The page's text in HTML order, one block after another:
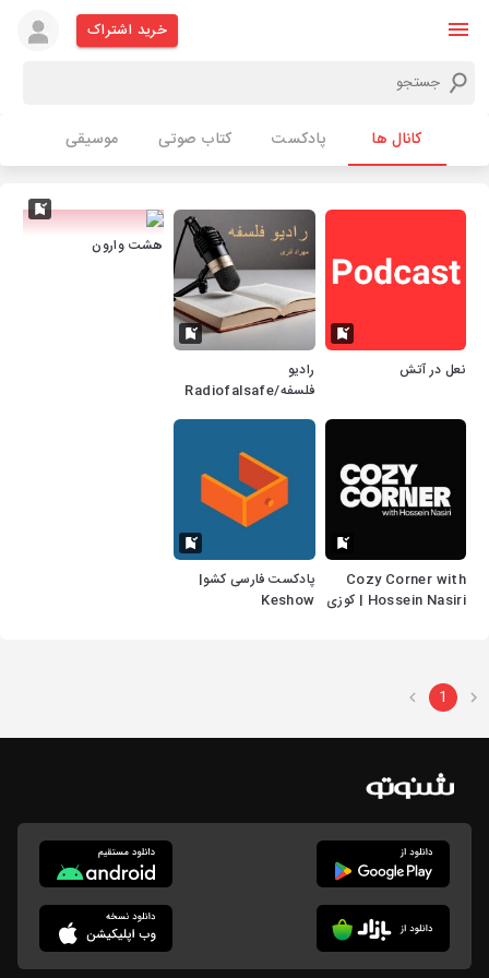
خرید اشتراک
کانال ها پادکست کتاب صوتی موسیقی
نعل در آتش
رادیو
فلسفه/Radiofalsafe
هشت وارون
Cozy Corner with
Hossein Nasiri | کوزی
پادکست فارسی کشو|
Keshow
1